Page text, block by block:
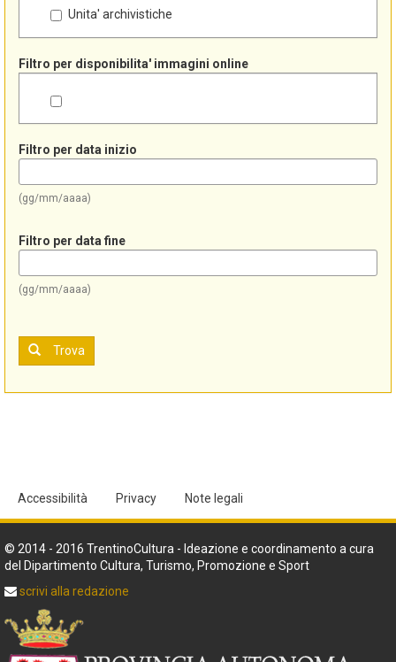
Unita' archivistiche
Filtro per disponibilita' immagini online
Filtro per data inizio
(gg/mm/aaaa)
Filtro per data fine
(gg/mm/aaaa)
Trova
Accessibilità Privacy Note legali
© 2014 - 2016 TrentinoCultura - Ideazione e coordinamento a cura
del Dipartimento Cultura, Turismo, Promozione e Sport
scrivi alla redazione